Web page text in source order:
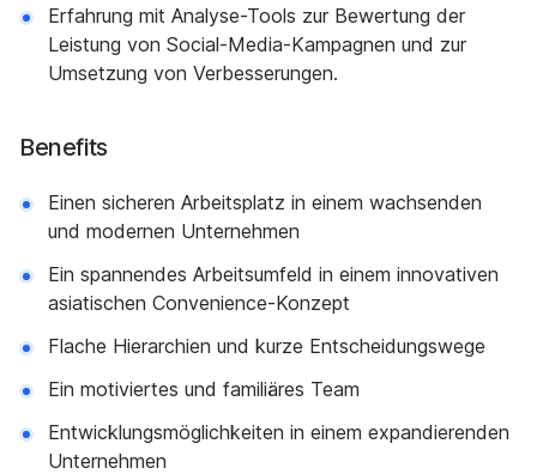
Erfahrung mit Analyse-Tools zur Bewertung der
Leistung von Social-Media-Kampagnen und zur
Umsetzung von Verbesserungen.
Benefits
Einen sicheren Arbeitsplatz in einem wachsenden
und modernen Unternehmen
Ein spannendes Arbeitsumfeld in einem innovativen
asiatischen Convenience-Konzept
Flache Hierarchien und kurze Entscheidungswege
Ein motiviertes und familiäres Team
Entwicklungsmöglichkeiten in einem expandierenden
Unternehmen